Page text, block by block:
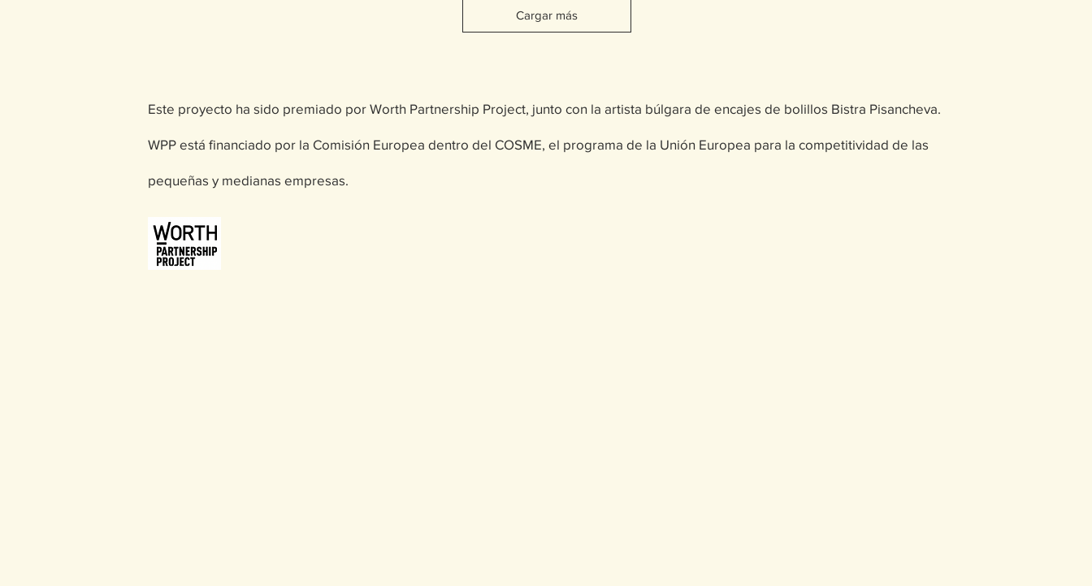
Cargar más
Este proyecto ha sido premiado por Worth Partnership Project, junto con la artista búlgara de encajes de bolillos Bistra Pisancheva.
WPP está financiado por la Comisión Europea dentro del COSME, el programa de la Unión Europea para la competitividad de las
pequeñas y medianas empresas.